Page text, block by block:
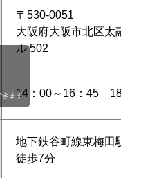
〒530-0051
大阪府大阪市北区太融寺
ル 502
14：00～16：45 18：
地下鉄谷町線東梅田駅と
徒歩7分
きます